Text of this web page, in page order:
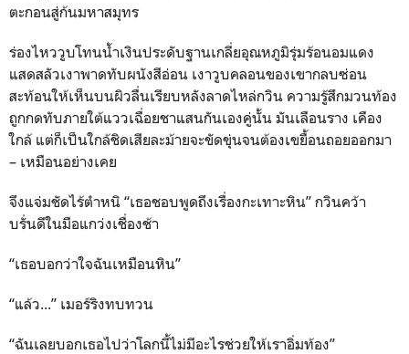
ตะกอนสู่ก้นมหาสมุทร
ร่องไหววูบโทนน้ำเงินประดับฐานเกลี่ยอุณหภูมิรุ่มร้อนอมแดง
แสดสลัวเงาพาดทับผนังสีอ่อน เงาวูบคลอนของเขากลบซ่อน
สะท้อนให้เห็นบนผิวลื่นเรียบหลังลาดไหล่กวิน ความรู้สึกมวนท้อง
ถูกกดทับภายใต้แววเฉื่อยชาแสนกันเองคู่นั้น มันเลือนราง เคือง
ใกล้ แต่ก็เป็นใกล้ชิดเสียละม้ายจะขัดขุ่นจนต้องเขยื้อนถอยออกมา
– เหมือนอย่างเคย
จึงแจ่มชัดไร้ตำหนิ “เธอชอบพูดถึงเรื่องกะเทาะหิน” กวินคว้า
บรั่นดีในมือแกว่งเชื่องช้า
“เธอบอกว่าใจฉันเหมือนหิน”
“แล้ว...” เมอร์ริงทบทวน
“ฉันเลยบอกเธอไปว่าโลกนี้ไม่มีอะไรช่วยให้เราอิ่มท้อง”